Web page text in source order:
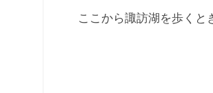
ここから諏訪湖を歩くと